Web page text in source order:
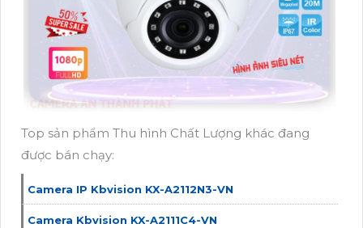
Top sản phẩm Thu hình Chất Lượng khác đang
được bán chạy:
Camera IP Kbvision KX-A2112N3-VN
Camera Kbvision KX-A2111C4-VN